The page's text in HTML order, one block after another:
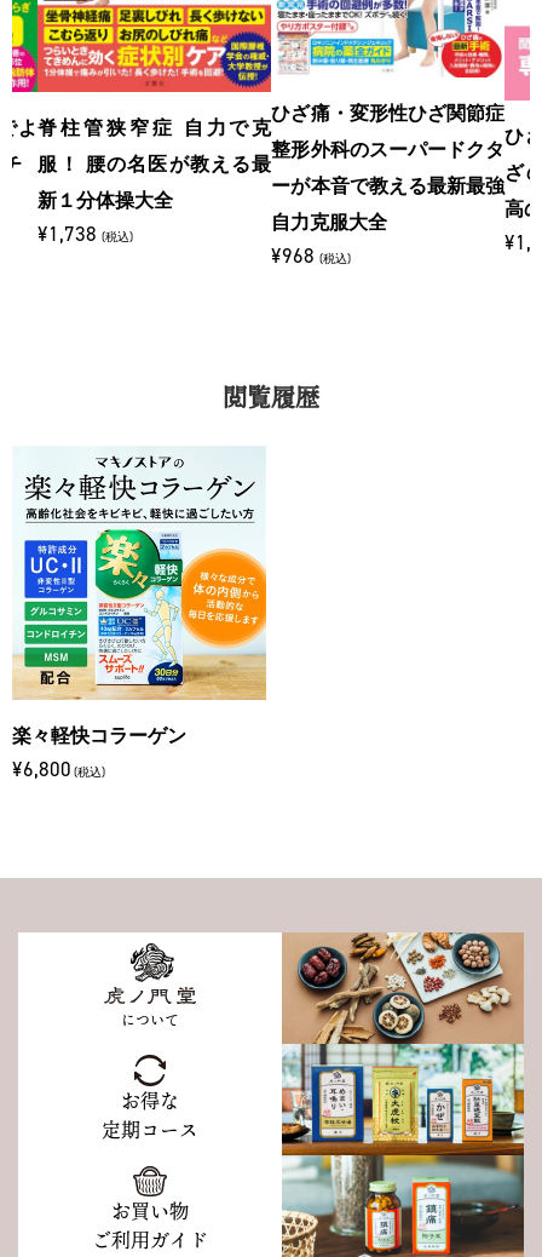
よ脊柱管狭窄症 自力で克
服！ 腰の名医が教える最
新１分体操大全
¥1,738(税込)
ひざ痛・変形性ひざ関節症
整形外科のスーパードクタ
ーが本音で教える最新最強
自力克服大全
¥968(税込)
ひ
ざ
高
閲覧履歴
楽々軽快コラーゲン
¥6,800 (税込)
について
お得な
定期コース
お買い物
ご利用ガイド